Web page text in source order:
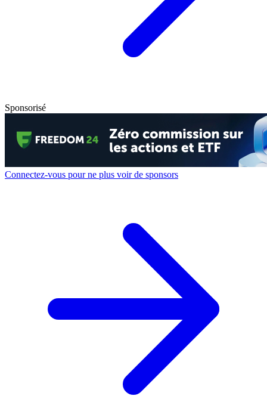
Sponsorisé
Connectez-vous pour ne plus voir de sponsors